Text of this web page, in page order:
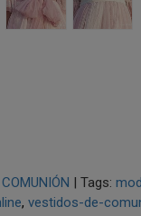
| Tags:
vestidos-de-